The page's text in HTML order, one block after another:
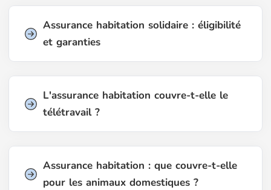
Assurance habitation solidaire : éligibilité
et garanties
L'assurance habitation couvre-t-elle le
télétravail ?
Assurance habitation : que couvre-t-elle
pour les animaux domestiques ?